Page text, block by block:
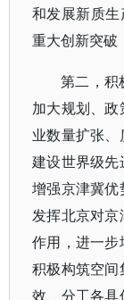
和发展新质生
重大创新突破
第二，积
加大规划、
业数量扩张
建设世界级
增强京津冀优
发挥北京对
作用，进一步
积极构筑空
效、分工各